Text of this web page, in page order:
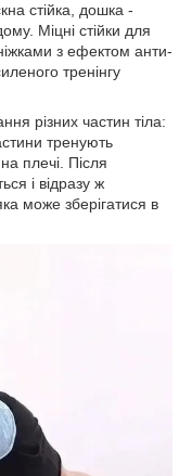
стійка, дошка -
Міцні стійки для
з ефектом анти-
тренінгу
різних частин тіла:
тренують
плечі. Після
і відразу ж
може зберігатися в